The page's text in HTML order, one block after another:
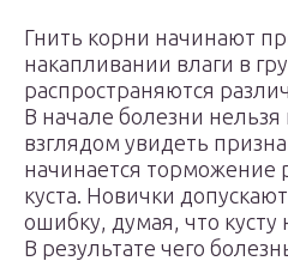
Гнить корни начинают
накапливании влаги в
распространяются
В начале болезни
взглядом увидеть
начинается торможение
куста. Новички
ошибку, думая, что
В результате чего